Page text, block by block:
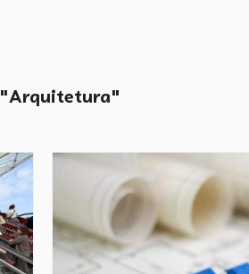
"Arquitetura"